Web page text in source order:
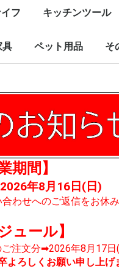
フ キッチンツール
具 ペット用品 そ
期間】
年8月16日(日)
わせへのご返信をお休
ュール】
注文分➡2026年8月17
ろしくお願い申し上げ